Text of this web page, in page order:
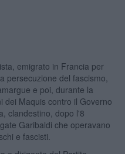
emigrato in Francia per
persecuzione del fascismo,
e poi, durante la
dei Maquis contro il Governo
clandestino, dopo l'8
Garibaldi che operavano
e fascisti.